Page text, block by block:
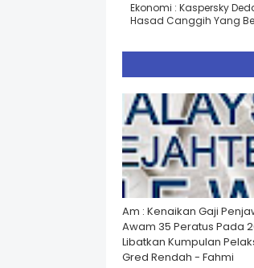
Ekonomi : Kaspersky
Hasad Canggih Yang
Am : Kenaikan Gaji
Awam 35 Peratus Pada
Libatkan Kumpulan
Gred Rendah - Fahmi